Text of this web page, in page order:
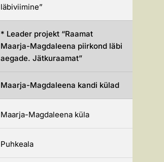
läbiviimine”
* Leader projekt “Raamat
Maarja-Magdaleena piirkond läbi
aegade. Jätkuraamat”
Maarja-Magdaleena kandi külad
Maarja-Magdaleena küla
Puhkeala